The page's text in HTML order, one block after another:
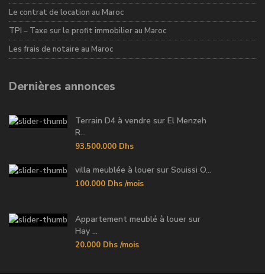
Le contrat de location au Maroc
TPI – Taxe sur le profit immobilier au Maroc
Les frais de notaire au Maroc
Dernières annonces
Terrain D4 à vendre sur El Menzeh
R...
93.500.000 Dhs
villa meublée à louer sur Souissi O...
100.000 Dhs /mois
Appartement meublé à louer sur
Hay ...
20.000 Dhs /mois